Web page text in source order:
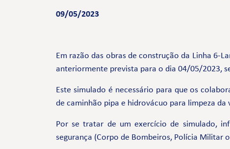
09/05/2023
Em razão das obras de construção da Linha 6-
anteriormente prevista para o dia 04/05/2023,
Este simulado é necessário para que os
de caminhão pipa e hidrovácuo para limpeza
Por se tratar de um exercício de simulado,
segurança (Corpo de Bombeiros, Polícia Militar